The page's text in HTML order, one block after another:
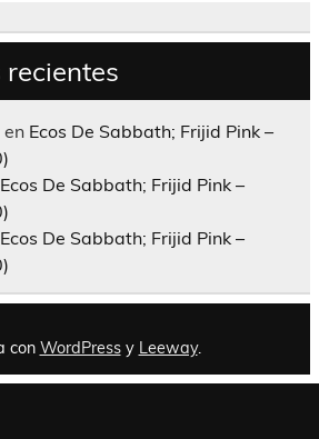
en Ecos De Sabbath; Frijid Pink –
Ecos De Sabbath; Frijid Pink –
Ecos De Sabbath; Frijid Pink –
con WordPressy Leeway.